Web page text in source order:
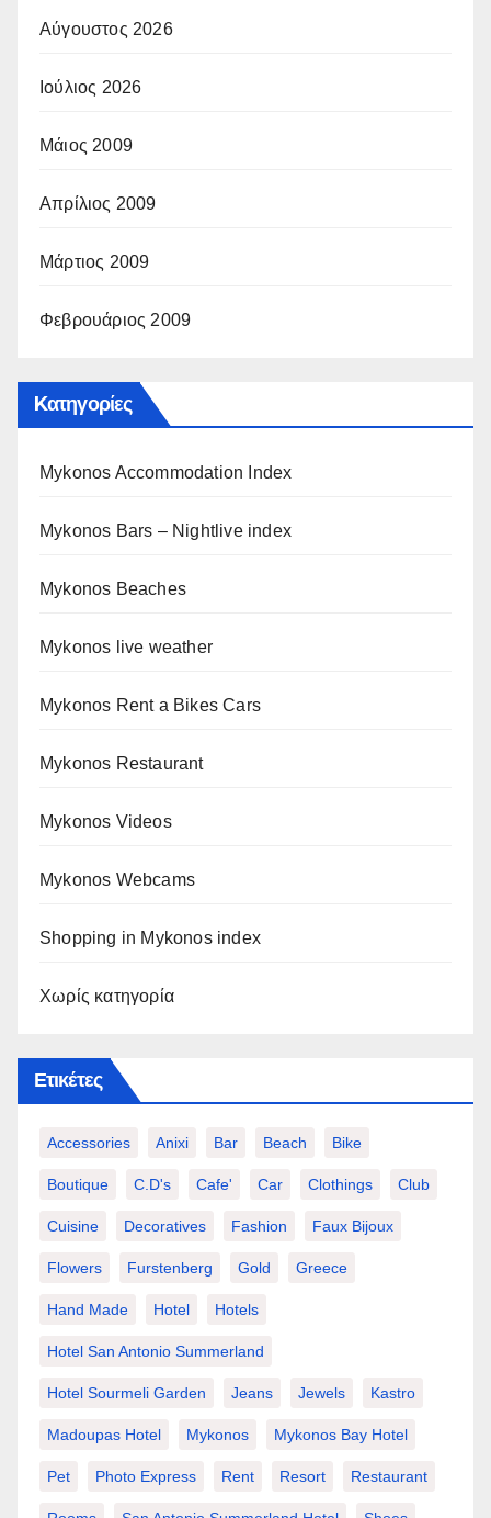
Αύγουστος 2026
Ιούλιος 2026
Μάιος 2009
Απρίλιος 2009
Μάρτιος 2009
Φεβρουάριος 2009
Kατηγορίες
Mykonos Accommodation Index
Mykonos Bars – Nightlive index
Mykonos Beaches
Mykonos live weather
Mykonos Rent a Bikes Cars
Mykonos Restaurant
Mykonos Videos
Mykonos Webcams
Shopping in Mykonos index
Χωρίς κατηγορία
Ετικέτες
Accessories Anixi Bar Beach Bike
Boutique C.d's Cafe' Car Clothings Club
Cuisine Decoratives Fashion Faux Bijoux
Flowers Furstenberg Gold Greece
Hand Made Hotel Hotels
Hotel San Antonio Summerland
Hotel Sourmeli Garden Jeans Jewels Kastro
Madoupas Hotel Mykonos Mykonos Bay Hotel
Pet Photo Express Rent Resort Restaurant